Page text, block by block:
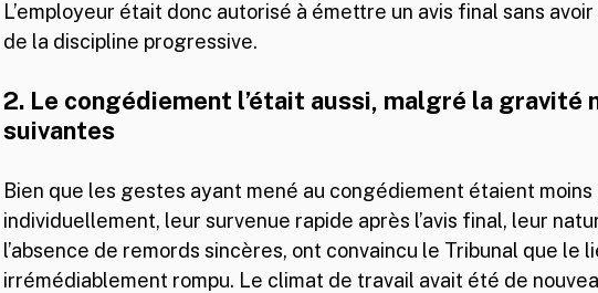
L’employeur était donc autorisé à émettre un avis final sans
de la discipline progressive.
2. Le congédiement l’était aussi, malgré la gravité
suivantes
Bien que les gestes ayant mené au congédiement étaient moins
individuellement, leur survenue rapide après l’avis final, leur
l’absence de remords sincères, ont convaincu le Tribunal que le
irrémédiablement rompu. Le climat de travail avait été de